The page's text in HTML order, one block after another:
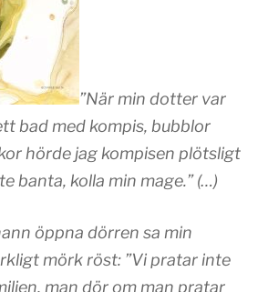
”När min dotter var
bad med kompis, bubblor
hörde jag kompisen plötsligt
banta, kolla min mage.” (…)
öppna dörren sa min
mörk röst: ”Vi pratar inte
man dör om man pratar